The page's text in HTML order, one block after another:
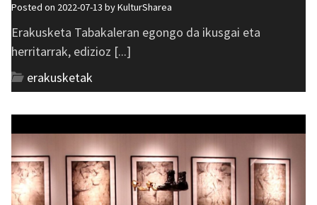
Posted on 2022-07-13 byKulturSharea
Erakusketa Tabakaleran egongo da ikusgai eta
herritarrak, edizioz [...]
erakusketak